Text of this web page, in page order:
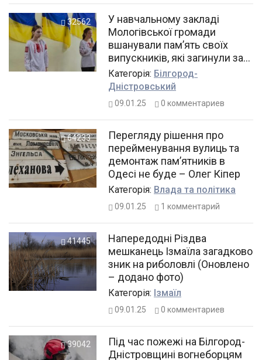
32562
У навчальному закладі
Мологівської громади
вшанували пам’ять своїх
випускників, які загинули за
Україну, відкриттям
меморіальних дошок
Категорiя: Білгород-
Дністровський
09.01.25 0 комментариев
64233
Перегляду рішення про
перейменування вулиць та
демонтаж пам’ятників в
Одесі не буде – Олег Кіпер
Категорiя: Влада та політика
09.01.25 1 комментарий
41445
Напередодні Різдва
мешканець Ізмаїла загадково
зник на риболовлі (Оновлено
– додано фото)
Категорiя: Ізмаїл
09.01.25 0 комментариев
39042
Під час пожежі на Білгород-
Дністровщині вогнеборцям